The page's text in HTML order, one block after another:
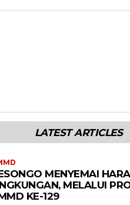
LATEST ARTICLES
MENYEMAI
MELALUI
KE-129